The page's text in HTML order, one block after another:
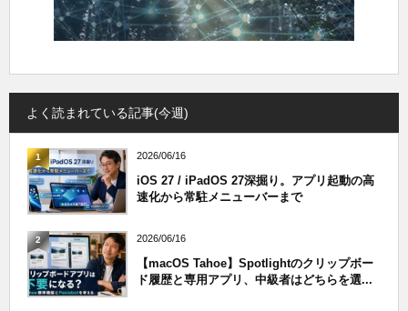
よく読まれている記事(今週)
1 2026/06/16
iOS 27 / iPadOS 27深掘り。アプリ起動の高
速化から常駐メニューバーまで
2 2026/06/16
【macOS Tahoe】Spotlightのクリップボー
ド履歴と専用アプリ、中級者はどちらを選...